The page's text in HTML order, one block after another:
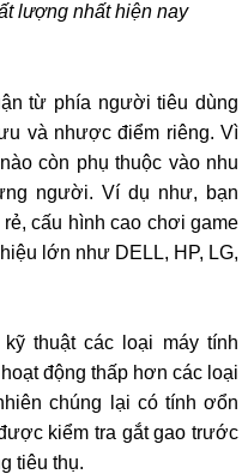
lượng nhất hiện nay
từ phía người tiêu dùng
và nhược điểm riêng. Vì
còn phụ thuộc vào nhu
người. Ví dụ như, bạn
cấu hình cao chơi game
lớn như DELL, HP, LG,
thuật các loại máy tính
động thấp hơn các loại
chúng lại có tính ơổn
kiểm tra gắt gao trước
tiêu thụ.